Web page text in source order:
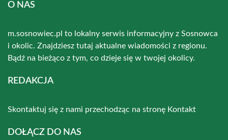
O NAS
m.sosnowiec.pl to lokalny serwis informacyjny z Sosnowca
i okolic. Znajdziesz tutaj aktualne wiadomości z regionu.
Bądź na bieżąco z tym, co dzieje się w twojej okolicy.
REDAKCJA
Skontaktuj się z nami przechodząc na stronę Kontakt
DOŁĄCZ DO NAS